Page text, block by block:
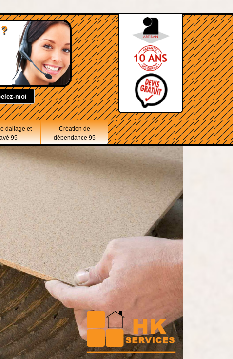
dallage et
95
Création de
dépendance 95